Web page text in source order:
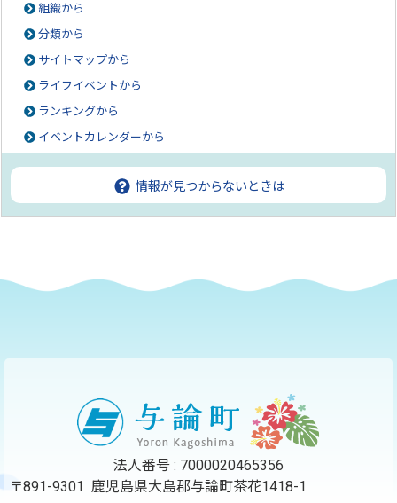
組織から
分類から
サイトマップから
ライフイベントから
ランキングから
イベントカレンダーから
情報が見つからないときは
法人番号 : 7000020465356
〒891-9301 鹿児島県大島郡与論町茶花1418-1